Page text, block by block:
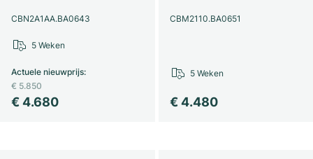
CBN2A1AA.BA0643
€ 4.680
Actuele nieuwprijs:
€ 5.850
5 Weken
CBM2110.BA0651
€ 4.480
5 Weken